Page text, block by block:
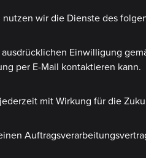
wir die Dienste des
Einwilligung
per E-Mail kontaktieren kann.
mit Wirkung für die